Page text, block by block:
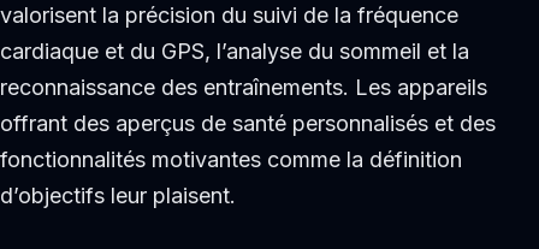
valorisent la précision du suivi de la fréquence
cardiaque et du GPS, l’analyse du sommeil et la
reconnaissance des entraînements. Les appareils
offrant des aperçus de santé personnalisés et des
fonctionnalités motivantes comme la définition
d’objectifs leur plaisent.